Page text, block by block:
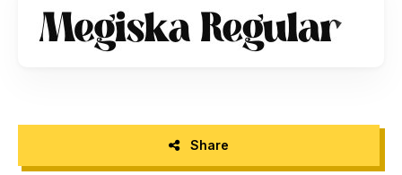
- Here is the link to purchase full version and commercial
license:
By installing or using this font, you are agree to the Product
- This demo font is ONLY for PERSONAL USE. NO
COMMERCIAL USE ALLOWED!
Share